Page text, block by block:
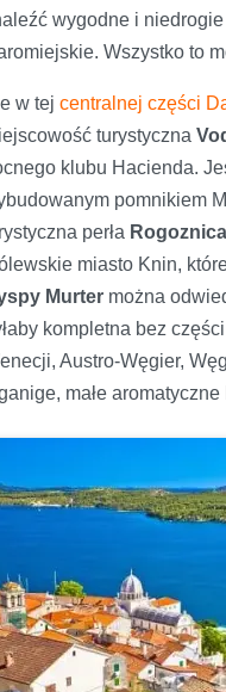
wygodne i
Wszystko to
w tej centralnej części
turystyczna
klubu Hacienda.
pomnikiem
perła Rogoznica
miasto Knin,
Murter można
kompletna bez
Austro-Węgier,
małe